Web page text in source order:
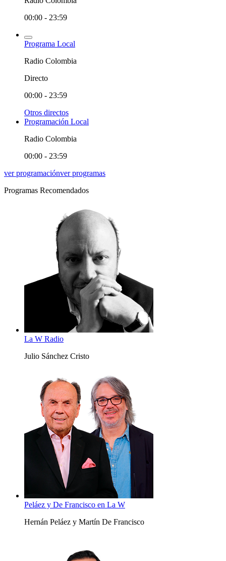
00:00 - 23:59
Programa Local
Radio Colombia
Directo
00:00 - 23:59
Otros directos
Programación Local
Radio Colombia
00:00 - 23:59
ver programaciónver programas
Programas Recomendados
La W Radio
Julio Sánchez Cristo
Peláez y De Francisco en La W
Hernán Peláez y Martín De Francisco